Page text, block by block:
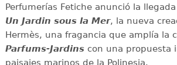
Perfumerías Fetiche anunció la
Un Jardin sous la Mer, la nueva
Hermès, una fragancia que amplía la
Parfums-Jardinscon una propuesta
paisajes marinos de la Polinesia.